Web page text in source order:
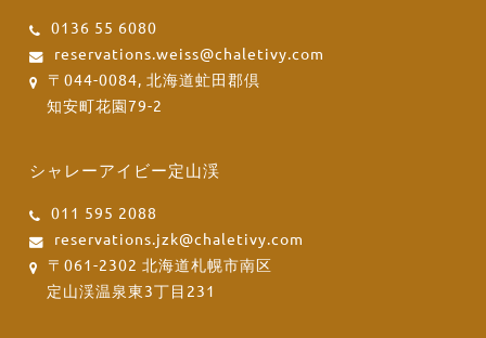
0136 55 6080
reservations.weiss@chaletivy.com
〒044-0084, 北海道虻田郡倶
知安町花園79-2
シャレーアイビー定山渓
011 595 2088
reservations.jzk@chaletivy.com
〒061-2302 北海道札幌市南区
定山渓温泉東3丁目231